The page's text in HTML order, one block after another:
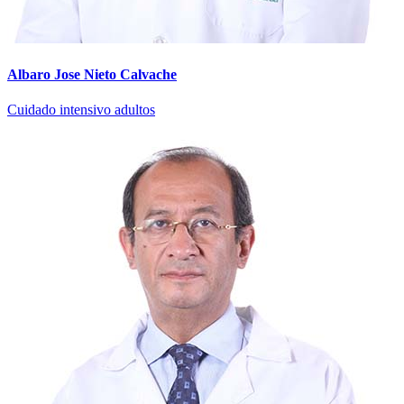
Albaro Jose Nieto Calvache
Cuidado intensivo adultos